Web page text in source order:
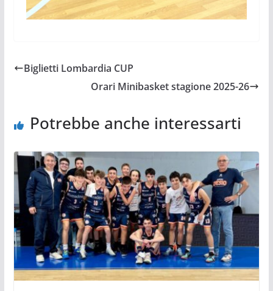
Biglietti Lombardia CUP
Orari Minibasket stagione 2025-26
Potrebbe anche interessarti